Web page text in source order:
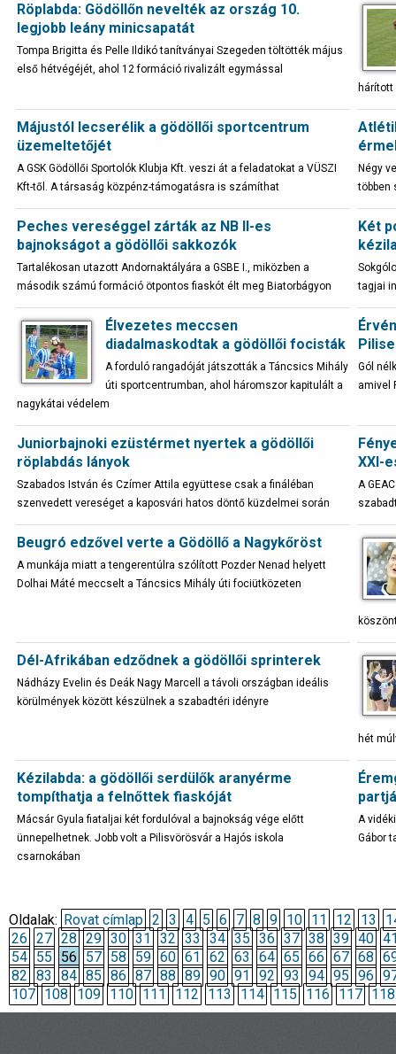
Röplabda: Gödöllőn nevelték az ország 10.
legjobb leány minicsapatát
Tompa Brigitta és Pelle Ildikó tanítványai Szegeden töltötték május
első hétvégéjét, ahol 12 formáció rivalizált egymással
hárított
Májustól lecserélik a gödöllői sportcentrum
üzemeltetőjét
A GSK Gödöllői Sportolók Klubja Kft. veszi át a feladatokat a VÜSZI
Kft-től. A társaság közpénz-támogatásra is számíthat
Négy
többen
Peches vereséggel zárták az NB II-es
bajnokságot a gödöllői sakkozók
Tartalékosan utazott Andornaktályára a GSBE I., miközben a
második számú formáció ötpontos fiaskót élt meg Biatorbágyon
Két
tagjai
Élvezetes meccsen
diadalmaskodtak a gödöllői focisták
A forduló rangadóját játszották a Táncsics Mihály
úti sportcentrumban, ahol háromszor kapitulált a
nagykátai védelem
Gól
amivel
Juniorbajnoki ezüstérmet nyertek a gödöllői
röplabdás lányok
Szabados István és Czímer Attila együttese csak a fináléban
szenvedett vereséget a kaposvári hatos döntő küzdelmei során
XXI-
A
Beugró edzővel verte a Gödöllő a Nagykőröst
A munkája miatt a tengerentúlra szólított Pozder Nenad helyett
Dolhai Máté meccselt a Táncsics Mihály úti fociütközeten
Dél-Afrikában edződnek a gödöllői sprinterek
Nádházy Evelin és Deák Nagy Marcell a távoli országban ideális
körülmények között készülnek a szabadtéri idényre
hét
Kézilabda: a gödöllői serdülők aranyérme
tompíthatja a felnőttek fiaskóját
Mácsár Gyula fiataljai két fordulóval a bajnokság vége előtt
ünnepelhetnek. Jobb volt a Pilisvörösvár a Hajós iskola
csarnokában
A
Gábor
Oldalak: Rovat címlap 2 3 4 5 6 7 8 9 10 11 12 13
26 27 28 29 30 31 32 33 34 35 36 37 38 39 40
54 55 56 57 58 59 60 61 62 63 64 65 66 67 68
82 83 84 85 86 87 88 89 90 91 92 93 94 95 96
107 108 109 110 111 112 113 114 115 116 117 118